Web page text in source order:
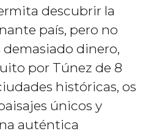
descubrir la
país, pero no
dinero,
por Túnez de 8
históricas, os
únicos y
auténtica